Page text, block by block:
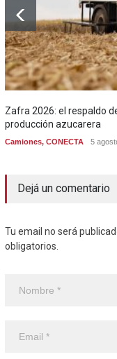
Zafra 2026: el respaldo
producción azucarera
Camiones, CONECTA 5
Dejá un comentario
Tu email no será
obligatorios.